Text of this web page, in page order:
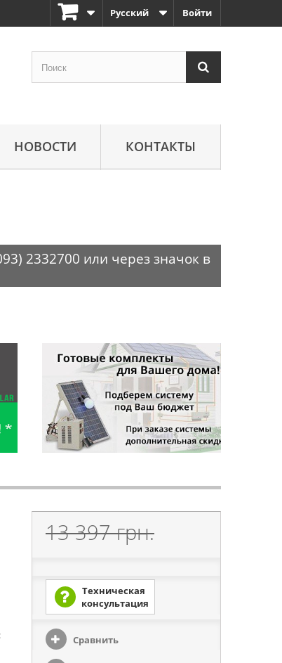
Войти
Русский
НОВОСТИ КОНТАКТЫ
2332700 или через значок в
13 397 грн.
Техническая
консультация
Сравнить